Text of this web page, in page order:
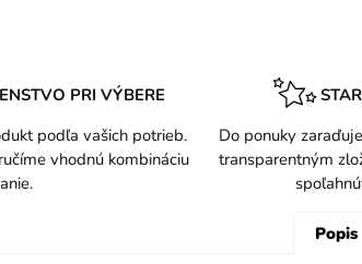
PRI VÝBERE
podľa vašich potrieb.
vhodnú kombináciu
Do ponuky
transparentným
Popis